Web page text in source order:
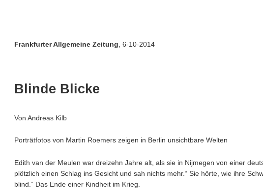
Frankfurter Allgemeine Zeitung , 6-10-2014
Blinde Blicke
Von Andreas Kilb
Porträtfotos von Martin Roemers zeigen in Berlin unsichtbare Welten
Edith van der Meulen war dreizehn Jahre alt, als sie in Nijmegen von einer
plötzlich einen Schlag ins Gesicht und sah nichts mehr.“ Sie hörte, wie ihre
blind.“ Das Ende einer Kindheit im Krieg.